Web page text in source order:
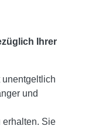
Ihrer
und
erhalten. Sie